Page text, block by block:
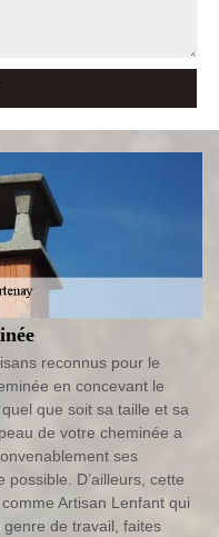
reconnus pour le
en concevant le
que soit sa taille et sa
de votre cheminée a
ses
D’ailleurs, cette
Artisan Lenfant qui
de travail, faites